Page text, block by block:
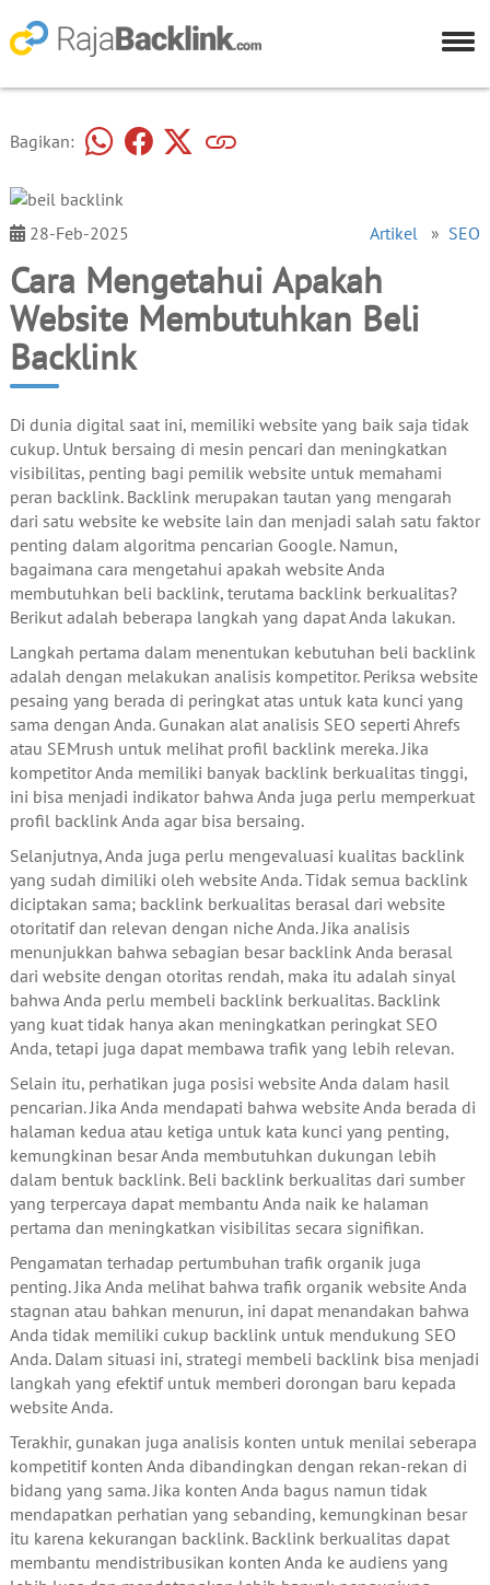
Bagikan:
28-Feb-2025 Artikel » SEO
Cara Mengetahui Apakah
Website Membutuhkan Beli
Backlink
Di dunia digital saat ini, memiliki website yang baik saja tidak
cukup. Untuk bersaing di mesin pencari dan meningkatkan
visibilitas, penting bagi pemilik website untuk memahami
peran backlink. Backlink merupakan tautan yang mengarah
dari satu website ke website lain dan menjadi salah satu faktor
penting dalam algoritma pencarian Google. Namun,
bagaimana cara mengetahui apakah website Anda
membutuhkan beli backlink, terutama backlink berkualitas?
Berikut adalah beberapa langkah yang dapat Anda lakukan.
Langkah pertama dalam menentukan kebutuhan beli backlink
adalah dengan melakukan analisis kompetitor. Periksa website
pesaing yang berada di peringkat atas untuk kata kunci yang
sama dengan Anda. Gunakan alat analisis SEO seperti Ahrefs
atau SEMrush untuk melihat profil backlink mereka. Jika
kompetitor Anda memiliki banyak backlink berkualitas tinggi,
ini bisa menjadi indikator bahwa Anda juga perlu memperkuat
profil backlink Anda agar bisa bersaing.
Selanjutnya, Anda juga perlu mengevaluasi kualitas backlink
yang sudah dimiliki oleh website Anda. Tidak semua backlink
diciptakan sama; backlink berkualitas berasal dari website
otoritatif dan relevan dengan niche Anda. Jika analisis
menunjukkan bahwa sebagian besar backlink Anda berasal
dari website dengan otoritas rendah, maka itu adalah sinyal
bahwa Anda perlu membeli backlink berkualitas. Backlink
yang kuat tidak hanya akan meningkatkan peringkat SEO
Anda, tetapi juga dapat membawa trafik yang lebih relevan.
Selain itu, perhatikan juga posisi website Anda dalam hasil
pencarian. Jika Anda mendapati bahwa website Anda berada di
halaman kedua atau ketiga untuk kata kunci yang penting,
kemungkinan besar Anda membutuhkan dukungan lebih
dalam bentuk backlink. Beli backlink berkualitas dari sumber
yang terpercaya dapat membantu Anda naik ke halaman
pertama dan meningkatkan visibilitas secara signifikan.
Pengamatan terhadap pertumbuhan trafik organik juga
penting. Jika Anda melihat bahwa trafik organik website Anda
stagnan atau bahkan menurun, ini dapat menandakan bahwa
Anda tidak memiliki cukup backlink untuk mendukung SEO
Anda. Dalam situasi ini, strategi membeli backlink bisa menjadi
langkah yang efektif untuk memberi dorongan baru kepada
website Anda.
Terakhir, gunakan juga analisis konten untuk menilai seberapa
kompetitif konten Anda dibandingkan dengan rekan-rekan di
bidang yang sama. Jika konten Anda bagus namun tidak
mendapatkan perhatian yang sebanding, kemungkinan besar
itu karena kekurangan backlink. Backlink berkualitas dapat
membantu mendistribusikan konten Anda ke audiens yang